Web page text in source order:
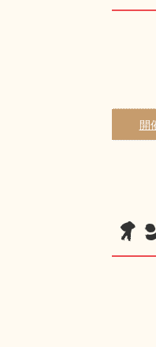
開
オ